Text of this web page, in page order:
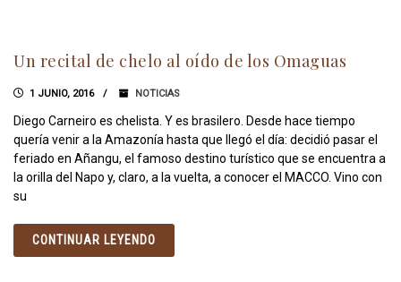
Un recital de chelo al oído de los Omaguas
1 JUNIO, 2016 NOTICIAS
Diego Carneiro es chelista. Y es brasilero. Desde hace tiempo
quería venir a la Amazonía hasta que llegó el día: decidió pasar el
feriado en Añangu, el famoso destino turístico que se encuentra a
la orilla del Napo y, claro, a la vuelta, a conocer el MACCO. Vino con
su
CONTINUAR LEYENDO